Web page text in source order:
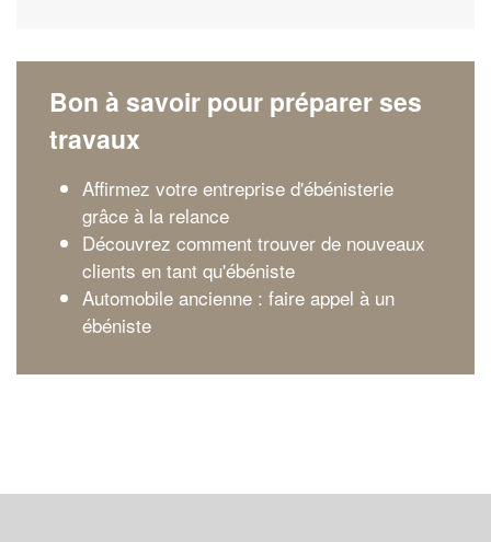
Bon à savoir pour préparer ses
travaux
Affirmez votre entreprise d'ébénisterie
grâce à la relance
Découvrez comment trouver de nouveaux
clients en tant qu'ébéniste
Automobile ancienne : faire appel à un
ébéniste